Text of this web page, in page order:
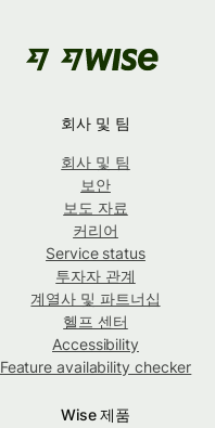
회사 및 팀
회사 및 팀
보안
보도 자료
커리어
Service status
투자자 관계
계열사 및 파트너십
헬프 센터
Accessibility
Feature availability checker
Wise 제품